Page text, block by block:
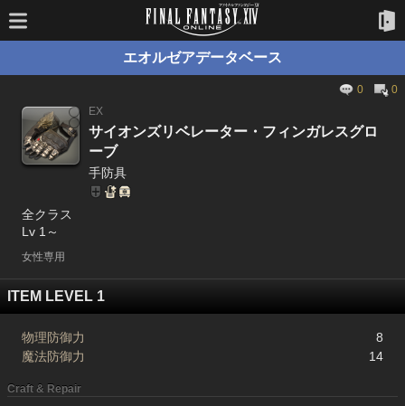
エオルゼアデータベース
0
0
EX
サイオンズリベレーター・フィンガレスグロ
ーブ
手防具
全クラス
Lv 1～
女性専用
ITEM LEVEL 1
物理防御力
8
魔法防御力
14
Craft & Repair